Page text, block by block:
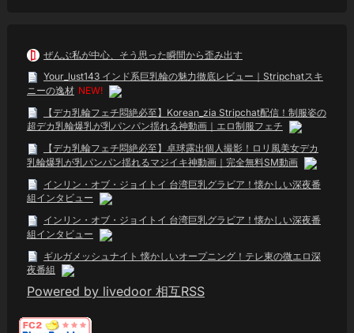
ぜんぶ私が中心、そう思った瞬間から歪み出す
Your_lust143 インド系巨乳輪の魅力徹底レビュー｜Stripchatスキ
ニーの逸材 NEW!
【デカ乳輪フェチ悶絶必至】Korean_zia Stripchat配信！制服姿の
超デカ乳輪爆乳が乳パンパン揺れる神動画｜エロ制服フェチ
【デカ乳輪フェチ悶絶必至】卓球露出個人撮影！ロリ風美女デカ
乳輪爆乳が乳パンパン揺れるマジイキ神動画｜完全無料SM動画
インリン・オブ・ジョイトイ 台湾巨乳グラビア！懐かしい深夜番
組インタビュー
インリン・オブ・ジョイトイ 台湾巨乳グラビア！懐かしい深夜番
組インタビュー
ギルガメッシュナイト 懐かしいオープニング！テレ東の微エロ深
夜番組
Powered by livedoor 相互RSS